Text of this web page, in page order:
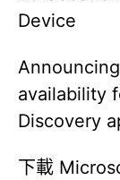
Device
availability
Discovery
下載